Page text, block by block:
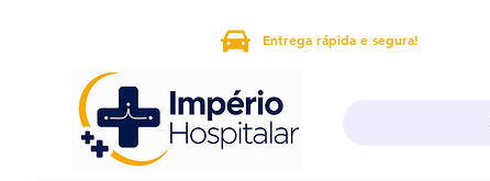
Entrega rápida e segura!